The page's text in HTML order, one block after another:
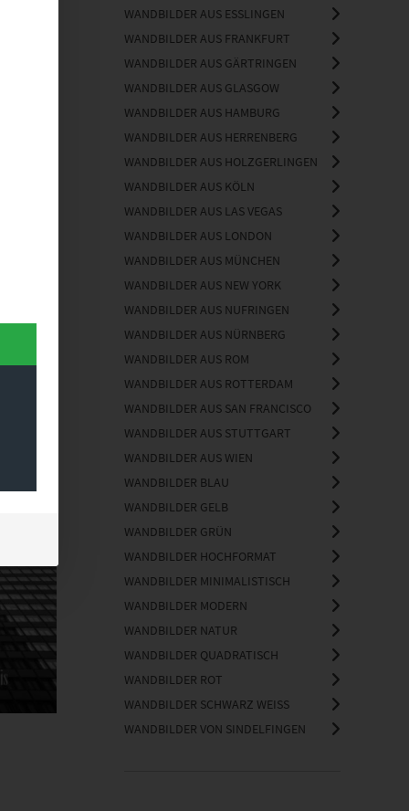
WANDBILDER AUS ESSLINGEN
WANDBILDER AUS FRANKFURT
WANDBILDER AUS GÄRTRINGEN
WANDBILDER AUS GLASGOW
WANDBILDER AUS HAMBURG
WANDBILDER AUS HERRENBERG
WANDBILDER AUS HOLZGERLINGEN
WANDBILDER AUS KÖLN
WANDBILDER AUS LAS VEGAS
WANDBILDER AUS LONDON
WANDBILDER AUS MÜNCHEN
WANDBILDER AUS NEW YORK
WANDBILDER AUS NUFRINGEN
WANDBILDER AUS NÜRNBERG
WANDBILDER AUS ROM
WANDBILDER AUS ROTTERDAM
WANDBILDER AUS SAN FRANCISCO
WANDBILDER AUS STUTTGART
WANDBILDER AUS WIEN
WANDBILDER BLAU
WANDBILDER GELB
WANDBILDER GRÜN
WANDBILDER HOCHFORMAT
WANDBILDER MINIMALISTISCH
WANDBILDER MODERN
WANDBILDER NATUR
WANDBILDER QUADRATISCH
WANDBILDER ROT
WANDBILDER SCHWARZ WEISS
WANDBILDER VON SINDELFINGEN